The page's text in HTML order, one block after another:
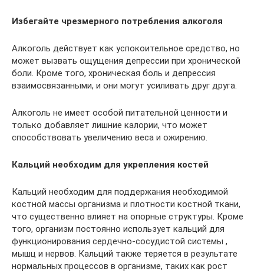
Избегайте чрезмерного потребления алкоголя
Алкоголь действует как успокоительное средство, но
может вызвать ощущения депрессии при хронической
боли. Кроме того, хроническая боль и депрессия
взаимосвязанными, и они могут усиливать друг друга.
Алкоголь не имеет особой питательной ценности и
только добавляет лишние калории, что может
способствовать увеличению веса и ожирению.
Кальций необходим для укрепления костей
Кальций необходим для поддержания необходимой
костной массы организма и плотности костной ткани,
что существенно влияет на опорные структуры. Кроме
того, организм постоянно использует кальций для
функционирования сердечно-сосудистой системы ,
мышц и нервов. Кальций также теряется в результате
нормальных процессов в организме, таких как рост